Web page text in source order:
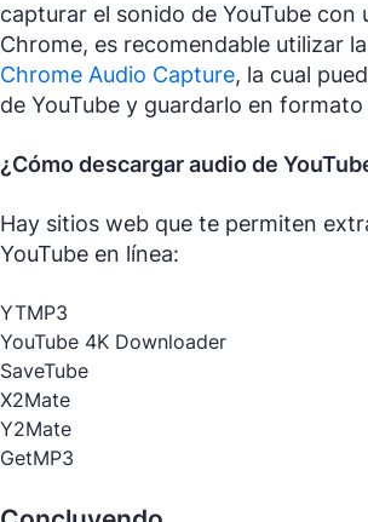
capturar el sonido de YouTube con
Chrome, es recomendable utilizar
Chrome Audio Capture, la cual
de YouTube y guardarlo en formato
¿Cómo descargar audio de
Hay sitios web que te permiten
YouTube en línea:
YTMP3
YouTube 4K Downloader
SaveTube
X2Mate
Y2Mate
GetMP3